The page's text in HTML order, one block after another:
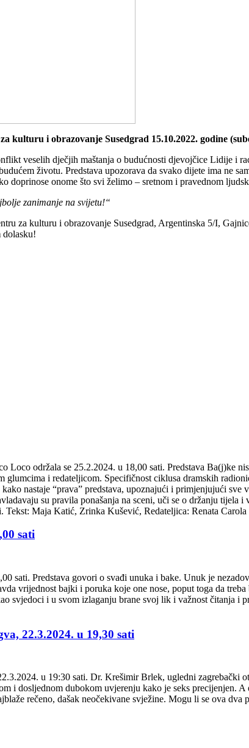
i obrazovanje Susedgrad 15.10.2022. godine
veselih dječjih maštanja o budućnosti djevojčice Lidije i
životu. Predstava upozorava da svako dijete ima ne
doprinose onome što svi želimo – sretnom i pravednom
zanimanje na svijetu!“
za kulturu i obrazovanje Susedgrad, Argentinska 5/I,
dolasku!
Loco održala se 25.2.2024. u 18,00 sati. Predstava Ba(j)ke
glumcima i redateljicom. Specifičnost ciklusa dramskih
nastaje “prava” predstava, upoznajući i primjenjujući
su pravila ponašanja na sceni, uči se o držanju tijela
Tekst: Maja Katić, Zrinka Kušević, Redateljica: Renata
sati
sati. Predstava govori o svađi unuka i bake. Unuk je
vrijednost bajki i poruka koje one nose, poput toga da
svjedoci i u svom izlaganju brane svoj lik i važnost čitanja i
22.3.2024. u 19,30 sati
u 19:30 sati. Dr. Krešimir Brlek, ugledni
i dosljednom dubokom uvjerenju kako je seks precijenjen.
rečeno, dašak neočekivane svježine. Mogu li se ova dva